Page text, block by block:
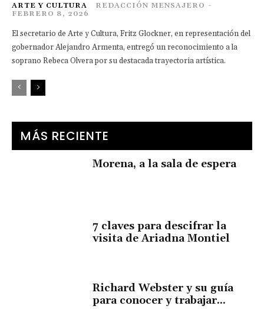
ARTE Y CULTURA REDACCIÓN MENSAJERO -
FEBRERO 8, 2026
El secretario de Arte y Cultura, Fritz Glockner, en representación del
gobernador Alejandro Armenta, entregó un reconocimiento a la
soprano Rebeca Olvera por su destacada trayectoria artística.
MÁS RECIENTE
Morena, a la sala de espera
7 claves para descifrar la
visita de Ariadna Montiel
Richard Webster y su guía
para conocer y trabajar...